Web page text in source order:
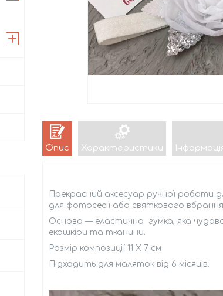
Опис Характеристики
Прекрасний аксесуар ручної роботи
для фотосесії або святкового
Основа — еластична гумка, яка
екошкіри та тканини.
Розмір композиції 11 Х 7 см
Підходить для маляток від 6 місяців.